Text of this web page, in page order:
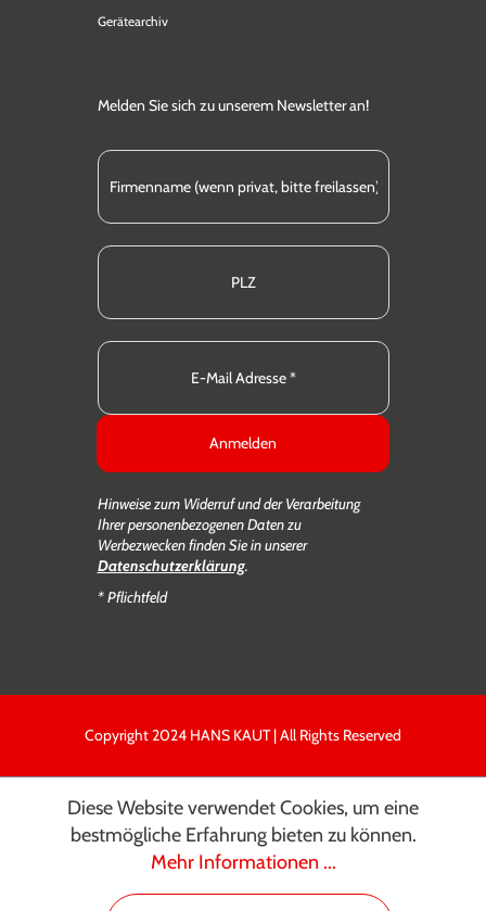
Gerätearchiv
Melden Sie sich zu unserem Newsletter an!
Anmelden
Hinweise zum Widerruf und der Verarbeitung
Ihrer personenbezogenen Daten zu
Werbezwecken finden Sie in unserer
Datenschutzerklärung.
* Pflichtfeld
Copyright 2024 HANS KAUT | All Rights Reserved
Diese Website verwendet Cookies, um eine
bestmögliche Erfahrung bieten zu können.
Mehr Informationen ...